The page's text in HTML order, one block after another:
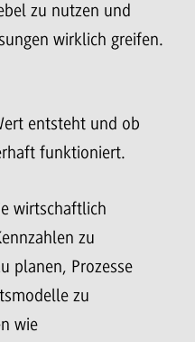
zu nutzen und
wirklich greifen.
entsteht und ob
funktioniert.
wirtschaftlich
zu
planen, Prozesse
zu
wie